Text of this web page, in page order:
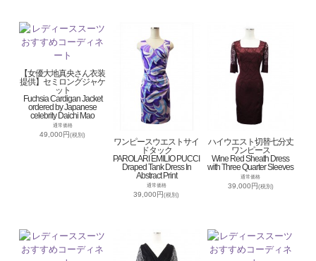
【女優大地真央さん衣装
提供】セミロングジャケ
ット
Fuchsia Cardigan Jacket
ordered by Japanese
celebrity Daichi Mao
通常価格
49,000円(税別)
ワンピースウエストサイ
ドタック
PAROLARI EMILIO PUCCI
Draped Tank Dress In
Abstract Print
通常価格
39,000円(税別)
ハイウエスト切替七分丈
ワンピース
Wine Red Sheath Dress
with Three Quarter Sleeves
通常価格
39,000円(税別)